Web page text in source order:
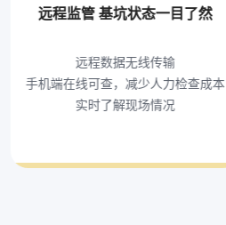
远程监管 基坑状态一目了然
远程数据无线传输
手机端在线可查，减少人力检查成本
实时了解现场情况